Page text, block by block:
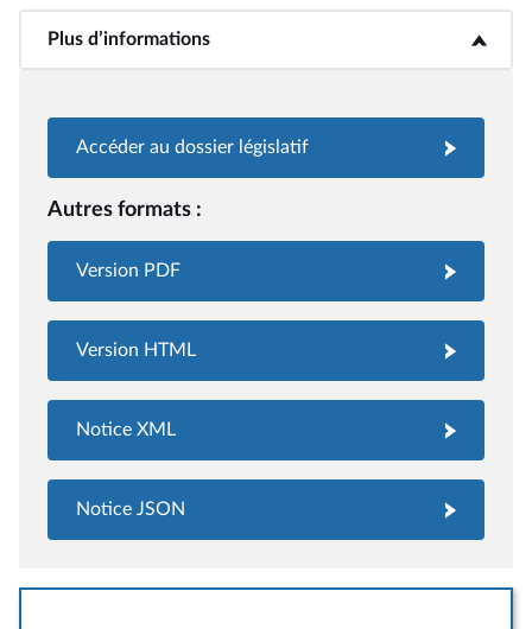
Plus d’informations<b>Plus d’informations</b>
Accéder au dossier législatif
Autres formats :
Version PDF
Version HTML
Notice XML
Notice JSON